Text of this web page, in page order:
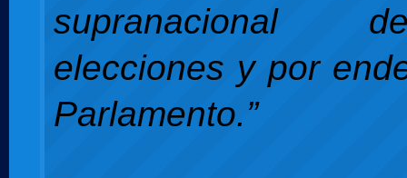
supranacional
elecciones y por
Parlamento.”